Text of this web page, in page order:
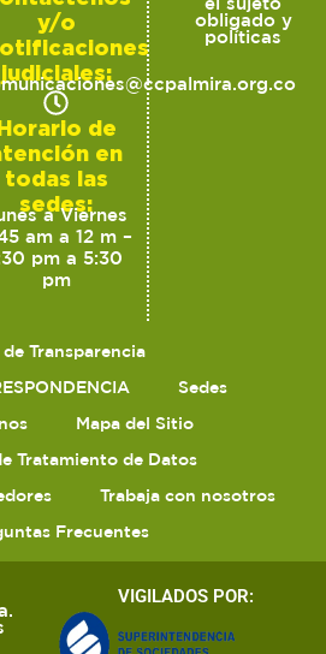
y/o
judiciales:
de
en
todas las
sedes:
a Viernes
am a 12 m –
pm a 5:30
pm
obligado y
políticas
de Transparencia
Sedes
Mapa del Sitio
Tratamiento de Datos
Trabaja con nosotros
Frecuentes
VIGILADOS POR: